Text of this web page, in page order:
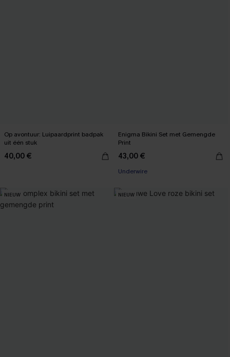
Op avontuur: Luipaardprint badpak
uit één stuk
40,00 €
Enigma Bikini Set met Gemengde
Print
43,00 €
Underwire
NIEUW NIEUW